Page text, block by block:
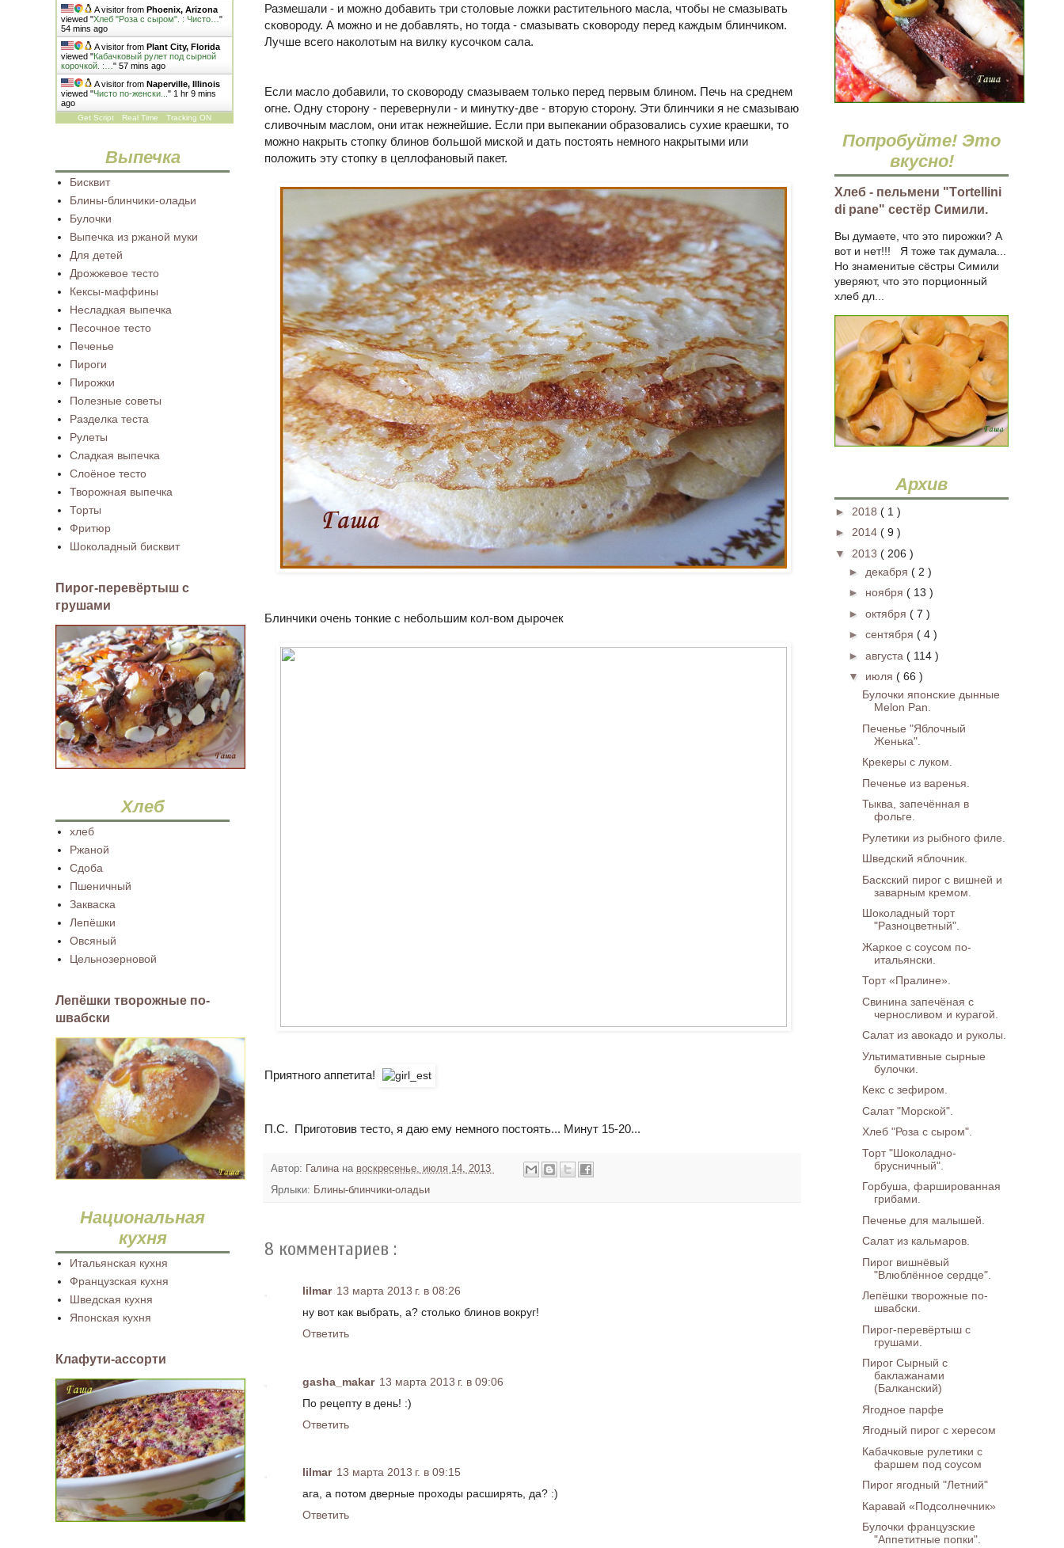
Размешали - и можно добавить три столовые ложки растительного масла, чтобы не смазывать
сковороду. А можно и не добавлять, но тогда - смазывать сковороду перед каждым блинчиком.
Лучше всего наколотым на вилку кусочком сала.
Если масло добавили, то сковороду смазываем только перед первым блином. Печь на среднем
огне. Одну сторону - перевернули - и минутку-две - вторую сторону. Эти блинчики я не смазываю
сливочным маслом, они итак нежнейшие. Если при выпекании образовались сухие краешки, то
можно накрыть стопку блинов большой миской и дать постоять немного накрытыми или
положить эту стопку в целлофановый пакет.
Блинчики очень тонкие с небольшим кол-вом дырочек
Приятного аппетита!
П.С. Приготовив тесто, я даю ему немного постоять... Минут 15-20...
Автор: Галина на воскресенье, июля 14, 2013
Ярлыки: Блины-блинчики-оладьи
8 комментариев :
lilmar 13 марта 2013 г. в 08:26
ну вот как выбрать, а? столько блинов вокруг!
Ответить
gasha_makar 13 марта 2013 г. в 09:06
По рецепту в день! :)
Ответить
lilmar 13 марта 2013 г. в 09:15
ага, а потом дверные проходы расширять, да? :)
Ответить
A visitor from Phoenix, Arizona
viewed "Хлеб "Роза с сыром". : Чисто… "
54 mins ago
A visitor from Plant City, Florida
viewed "Кабачковый рулет под сырной
корочкой. :… " 57 mins ago
A visitor from Naperville, Illinois
viewed "Чисто по-женски... " 1 hr 9 mins
ago
Get Script Real Time Tracking ON
Выпечка
Бисквит
Блины-блинчики-оладьи
Булочки
Выпечка из ржаной муки
Для детей
Дрожжевое тесто
Кексы-маффины
Несладкая выпечка
Песочное тесто
Печенье
Пироги
Пирожки
Полезные советы
Разделка теста
Рулеты
Сладкая выпечка
Слоёное тесто
Творожная выпечка
Торты
Фритюр
Шоколадный бисквит
Пирог-перевёртыш с
грушами
Хлеб
хлеб
Ржаной
Сдоба
Пшеничный
Закваска
Лепёшки
Овсяный
Цельнозерновой
Лепёшки творожные по-
швабски
Национальная
кухня
Итальянская кухня
Французская кухня
Шведская кухня
Японская кухня
Клафути-ассорти
Попробуйте! Это
вкусно!
Хлеб - пельмени "Тortellini
di pane" сестёр Симили.
Вы думаете, что это пирожки? А
вот и нет!!! Я тоже так думала...
Но знаменитые сёстры Симили
уверяют, что это порционный
хлеб дл...
Архив
► 2018 ( 1 )
► 2014 ( 9 )
▼ 2013 ( 206 )
► декабря ( 2 )
► ноября ( 13 )
► октября ( 7 )
► сентября ( 4 )
► августа ( 114 )
▼ июля ( 66 )
Булочки японские дынные
Melon Pan.
Печенье "Яблочный
Женька".
Крекеры с луком.
Печенье из варенья.
Тыква, запечённая в
фольге.
Рулетики из рыбного филе.
Шведский яблочник.
Баскский пирог с вишней и
заварным кремом.
Шоколадный торт
"Разноцветный".
Жаркое с соусом по-
итальянски.
Торт «Пралине».
Свинина запечёная с
черносливом и курагой.
Салат из авокадо и руколы.
Ультимативные сырные
булочки.
Кекс с зефиром.
Салат "Морской".
Хлеб "Роза с сыром".
Торт "Шоколадно-
брусничный".
Горбуша, фаршированная
грибами.
Печенье для малышей.
Салат из кальмаров.
Пирог вишнёвый
"Влюблённое сердце".
Лепёшки творожные по-
швабски.
Пирог-перевёртыш с
грушами.
Пирог Сырный с
баклажанами
(Балканский)
Ягодное парфе
Ягодный пирог с хересом
Кабачковые рулетики с
фаршем под соусом
Пирог ягодный "Летний"
Каравай «Подсолнечник»
Булочки французские
"Аппетитные попки".